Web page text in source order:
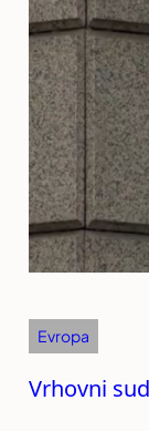
Evropa
Vrhovni